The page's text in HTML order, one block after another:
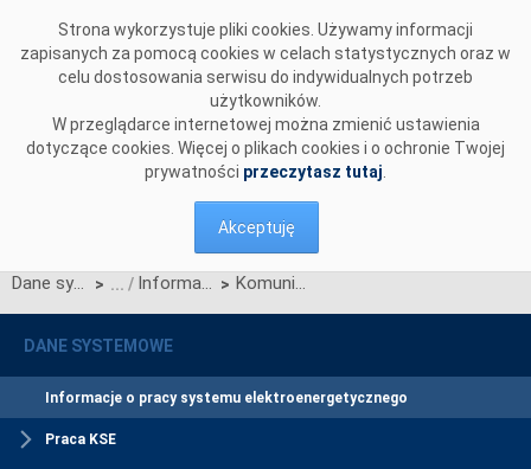
Strona wykorzystuje pliki cookies. Używamy informacji
zapisanych za pomocą cookies w celach statystycznych oraz w
celu dostosowania serwisu do indywidualnych potrzeb
użytkowników.
W przeglądarce internetowej można zmienić ustawienia
dotyczące cookies. Więcej o plikach cookies i o ochronie Twojej
prywatności przeczytasz tutaj
Akceptuję
Dane systemowe > Informacje o pracy systemu elektroenergetycznego > Komunikat o nierynkowym redysponowaniu jednostek wytwórczych PV w KSE w dn. 15.05.2024
DANE SYSTEMOWE
Informacje o pracy systemu elektroenergetycznego
Praca KSE